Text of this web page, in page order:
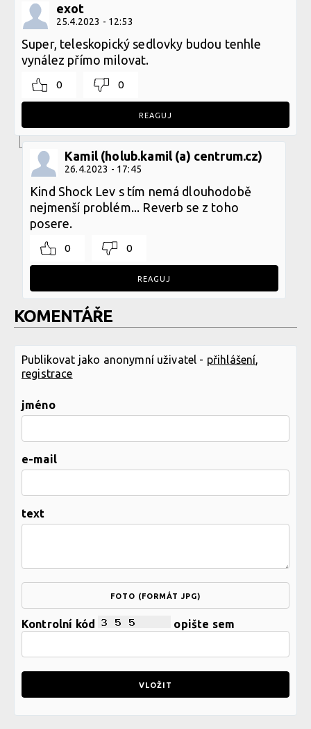
exot
25.4.2023 - 12:53
Super, teleskopický sedlovky budou tenhle
vynález přímo milovat.
0 0
REAGUJ
Kamil (holub.kamil (a) centrum.cz)
26.4.2023 - 17:45
Kind Shock Lev s tím nemá dlouhodobě
nejmenší problém... Reverb se z toho
posere.
0 0
REAGUJ
KOMENTÁŘE
Publikovat jako anonymní uživatel - přihlášení
registrace
jméno
e-mail
text
FOTO (FORMÁT JPG)
Kontrolní kód opište sem